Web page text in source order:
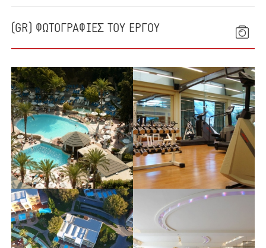
(GR) ΦΩΤΟΓΡΑΦΙΕΣ ΤΟΥ ΕΡΓΟΥ